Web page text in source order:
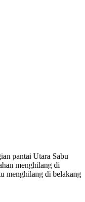
pantai Utara Sabu
menghilang di
menghilang di belakang